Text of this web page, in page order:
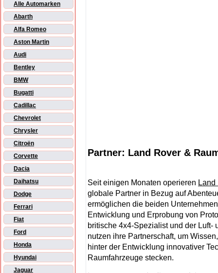
Alle Automarken
Abarth
Alfa Romeo
Aston Martin
Audi
Bentley
BMW
Bugatti
Cadillac
Chevrolet
Chrysler
Citroën
Corvette
Dacia
Daihatsu
Dodge
Ferrari
Fiat
Ford
Honda
Hyundai
Jaguar
Partner: Land Rover &
Seit einigen Monaten operieren Land
globale Partner in Bezug auf
ermöglichen die beiden
Entwicklung und Erprobung von
britische 4x4-Spezialist und der Luft-
nutzen ihre Partnerschaft, um
hinter der Entwicklung innovativer
Raumfahrzeuge stecken.